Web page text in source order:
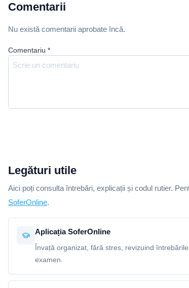
Comentarii
Nu există comentarii aprobate încă.
Comentariu *
Legături utile
Aici poți consulta întrebări, explicații și codul rutier.
SoferOnline.
Aplicația SoferOnline
Învață organizat, fără stres, revizuind
examen.